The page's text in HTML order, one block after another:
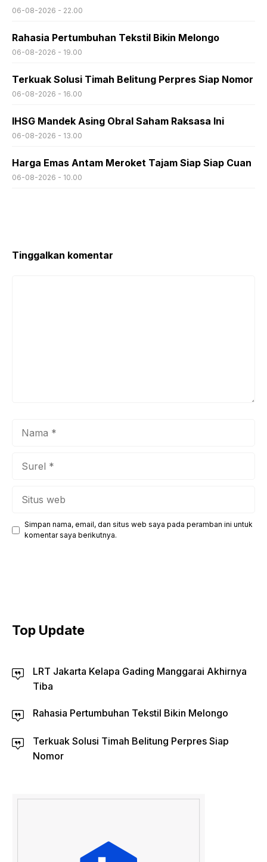
06-08-2026 - 22.00
Rahasia Pertumbuhan Tekstil Bikin Melongo
06-08-2026 - 19.00
Terkuak Solusi Timah Belitung Perpres Siap Nomor
06-08-2026 - 16.00
IHSG Mandek Asing Obral Saham Raksasa Ini
06-08-2026 - 13.00
Harga Emas Antam Meroket Tajam Siap Siap Cuan
06-08-2026 - 10.00
Tinggalkan komentar
Simpan nama, email, dan situs web saya pada peramban ini untuk
komentar saya berikutnya.
Top Update
LRT Jakarta Kelapa Gading Manggarai Akhirnya
Tiba
Rahasia Pertumbuhan Tekstil Bikin Melongo
Terkuak Solusi Timah Belitung Perpres Siap
Nomor